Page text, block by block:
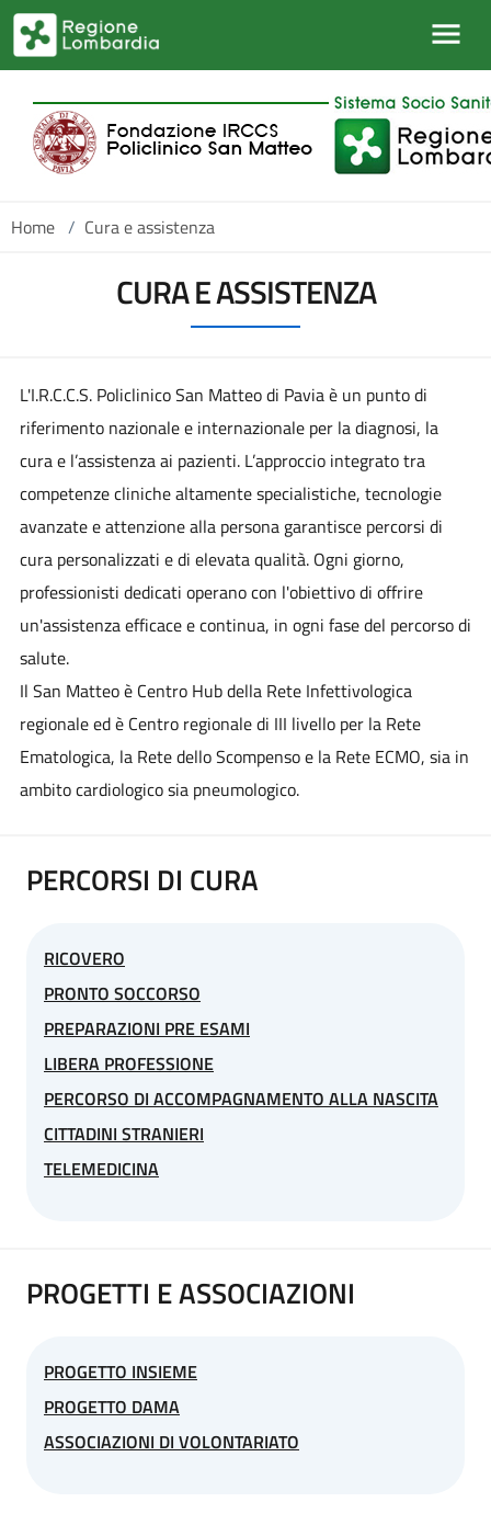
Salta al contenuto principale
Home / Cura e assistenza
CURA E ASSISTENZA
L'I.R.C.C.S. Policlinico San Matteo di Pavia è un punto di
riferimento nazionale e internazionale per la diagnosi, la
cura e l’assistenza ai pazienti. L’approccio integrato tra
competenze cliniche altamente specialistiche, tecnologie
avanzate e attenzione alla persona garantisce percorsi di
cura personalizzati e di elevata qualità. Ogni giorno,
professionisti dedicati operano con l'obiettivo di offrire
un'assistenza efficace e continua, in ogni fase del percorso di
salute.
Il San Matteo è Centro Hub della Rete Infettivologica
regionale ed è Centro regionale di III livello per la Rete
Ematologica, la Rete dello Scompenso e la Rete ECMO, sia in
ambito cardiologico sia pneumologico.
PERCORSI DI CURA
RICOVERO
PRONTO SOCCORSO
PREPARAZIONI PRE ESAMI
LIBERA PROFESSIONE
PERCORSO DI ACCOMPAGNAMENTO ALLA NASCITA
CITTADINI STRANIERI
TELEMEDICINA
PROGETTI E ASSOCIAZIONI
PROGETTO INSIEME
PROGETTO DAMA
ASSOCIAZIONI DI VOLONTARIATO